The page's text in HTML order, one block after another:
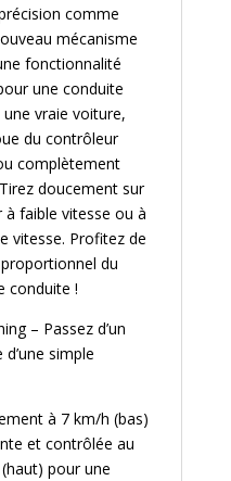
comme
mécanisme
fonctionnalité
une conduite
vraie voiture,
du contrôleur
complètement
doucement sur
à faible vitesse ou à
vitesse. Profitez de
proportionnel du
conduite !
– Passez d’un
simple
à 7 km/h (bas)
et contrôlée au
pour une